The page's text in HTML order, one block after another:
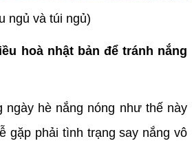
ngủ và túi ngủ)
hoà nhật bản để tránh nắng
hè nắng nóng như thế này
gặp phải tình trạng say nắng vô